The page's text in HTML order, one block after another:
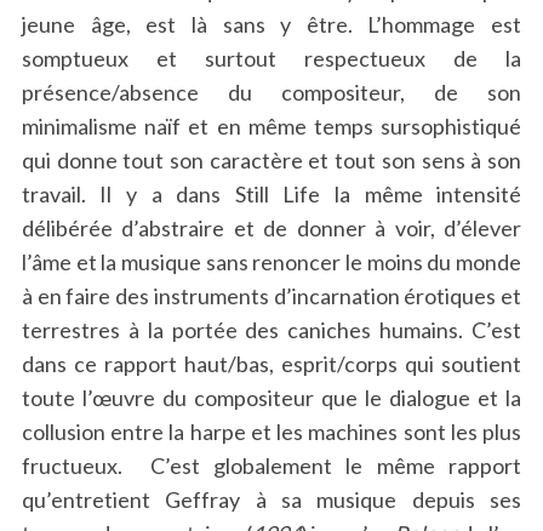
jeune âge, est là sans y être. L’hommage est
somptueux et surtout respectueux de la
présence/absence du compositeur, de son
minimalisme naïf et en même temps sursophistiqué
qui donne tout son caractère et tout son sens à son
travail. Il y a dans Still Life la même intensité
délibérée d’abstraire et de donner à voir, d’élever
l’âme et la musique sans renoncer le moins du monde
à en faire des instruments d’incarnation érotiques et
terrestres à la portée des caniches humains. C’est
dans ce rapport haut/bas, esprit/corps qui soutient
toute l’œuvre du compositeur que le dialogue et la
collusion entre la harpe et les machines sont les plus
fructueux. C’est globalement le même rapport
qu’entretient Geffray à sa musique depuis ses